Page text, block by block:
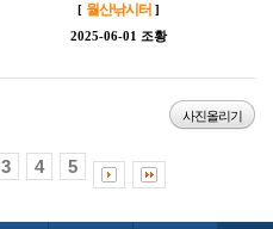
[ 월산낚시터 ]
2025-06-01 조황
사진올리기
3 4 5